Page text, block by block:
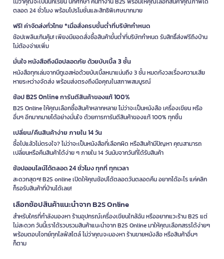
ตลอด 24 ชั่วโมง พร้อมโปรโมชั่นและสิทธิพิเศษมากมาย
ฟรี! ค่าจัดส่งทั่วไทย *เมื่อสั่งครบขั้นต่ำที่บริษัทกำหนด
ช้อปเพลินเกินคุ้ม! เพียงมียอดสั่งซื้อสินค้าขั้นต่ำที่บริษัทกำหนด รับสิทธิ์ส่งฟรีถึงบ้าน
ไม่ต้องจ่ายเพิ่ม
มั่นใจ หนังสือถึงมือปลอดภัย ด้วยบับเบิ้ล 3 ชั้น
หนังสือทุกเล่มจากบีทูเอสห่อด้วยบับเบิ้ลหนาแน่นถึง 3 ชั้น หมดกังวลเรื่องความเสีย
หายระหว่างจัดส่ง พร้อมส่งตรงถึงมือคุณในสภาพสมบูรณ์
ช้อป B2S Online การันตีสินค้าของแท้ 100%
B2S Online ให้คุณเลือกซื้อสินค้าหลากหลาย ไม่ว่าจะเป็นหนังสือ เครื่องเขียน หรือ
อื่นๆ อีกมากมายได้อย่างมั่นใจ ด้วยการการันตีสินค้าของแท้ 100% ทุกชิ้น
เปลี่ยน/คืนสินค้าง่าย ภายใน 14 วัน
ซื้อไปแล้วไม่ตรงใจ? ไม่ว่าจะเป็นหนังสือที่เลือกผิด หรือสินค้ามีปัญหา คุณสามารถ
เปลี่ยนหรือคืนสินค้าได้ง่าย ๆ ภายใน 14 วันนับจากวันที่ได้รับสินค้า
ช้อปออนไลน์ได้ตลอด 24 ชั่วโมง ทุกที่ ทุกเวลา
สะดวกสุดๆ! B2S online เปิดให้คุณช้อปได้ตลอดวันตลอดคืน อยากได้อะไร แค่คลิก
ก็รอรับสินค้าที่บ้านได้เลย!
เลือกช้อปสินค้าแนะนำจาก B2S Online
สำหรับใครที่กำลังมองหา ร้านอุปกรณ์เครื่องเขียนใกล้ฉัน หรืออยากแวะร้าน B2S แต่
ไม่สะดวก วันนี้เราได้รวบรวมสินค้าแนะนำจาก B2S Online มาให้คุณเลือกสรรได้ง่ายๆ
พร้อมตอบโจทย์ทุกไลฟ์สไตล์ ไม่ว่าคุณจะมองหา ร้านขายหนังสือ หรือสินค้าอื่นๆ
ก็ตาม